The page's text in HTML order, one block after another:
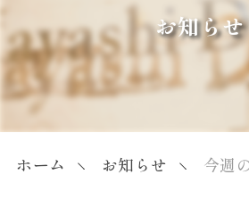
お知らせ
ホーム お知らせ 今週